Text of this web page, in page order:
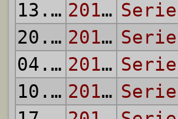
13.03
2015/16
20.03
2015/16
04.04
2015/16
10.04
2015/16